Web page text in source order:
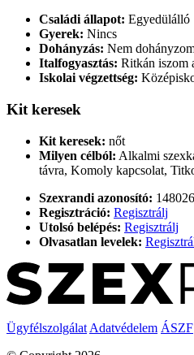
Családi állapot: Egyedülálló
Gyerek: Nincs
Dohányzás: Nem
Italfogyasztás: Ritkán iszom
Iskolai végzettség:
Kit keresek
Kit keresek: nőt
Milyen célból: Alkalmi
távra, Komoly kapcsolat,
Szexrandi azonosító:
Regisztráció: Regisztrálj
Utolsó belépés: Regisztrálj
Olvasatlan levelek:
Ügyfélszolgálat Adatvédelem ÁSZF